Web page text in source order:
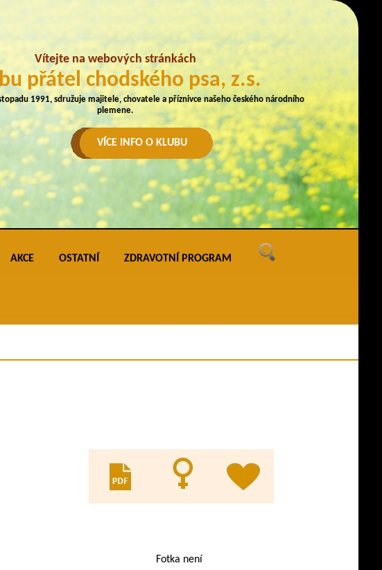
Vítejte na webových stránkách
přátel chodského psa, z.s.
1991, sdružuje majitele, chovatele a příznivce našeho českého národního
plemene.
VÍCE INFO O KLUBU
úspěšných
a výkon
- Krása
- Výkon
AKCE
Chodský pes ve výkonu
OSTATNÍ
Evidence KL
ZDRAVOTNÍ PROGRAM
Fotka není